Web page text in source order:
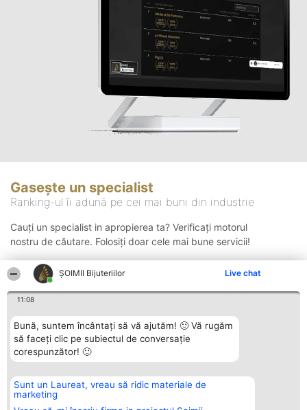
ŞOIMII Bijuteriilor Live chat
11:08
Bună, suntem încântați să vă ajutăm! 🙂 Vă rugăm
să faceți clic pe subiectul de conversație
corespunzător! 🙂
Sunt un Laureat, vreau să ridic materiale de
marketing
Gasește un specialist
Ranking-ul îi adună pe cei mai buni din industrie
Cauți un specialist in apropierea ta? Verificați motorul
nostru de căutare. Folosiți doar cele mai bune servicii!
Organizator Ranking
BRIGHT SOLUTIONS BR SRL
Aleea Timisul De Sus 2 Bl. A30
Plebiscyt
Lista Tuturor
Contact